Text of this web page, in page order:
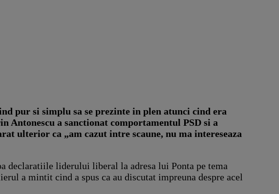
pur si simplu sa se prezinte in plen atunci cind era
Antonescu a sanctionat comportamentul PSD si a
ulterior ca „am cazut intre scaune, nu ma intereseaza
declaratiile liderului liberal la adresa lui Ponta pe tema
a mintit cind a spus ca au discutat impreuna despre acel